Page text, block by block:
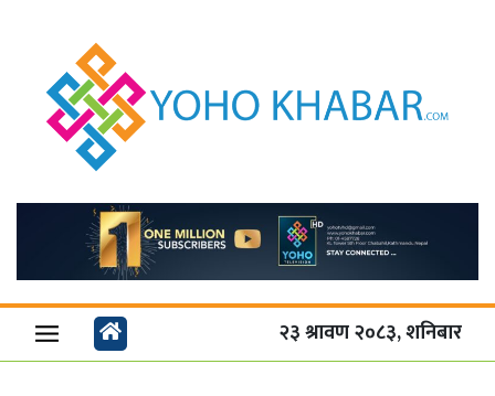
२३ श्रावण २०८३, शनिबार